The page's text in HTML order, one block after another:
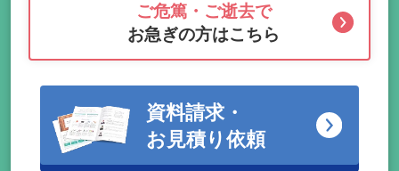
ご危篤・ご逝去で
お急ぎの方はこちら
資料請求・
お見積り依頼